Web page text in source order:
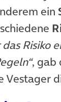
ein
Risiko
, gab